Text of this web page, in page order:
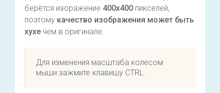
берётся изоражение 400х400 пикселей,
поэтому качество изображения может быть
хухе чем в оригинале.
Для изменения масштаба колесом
мыши зажмите клавишу CTRL.